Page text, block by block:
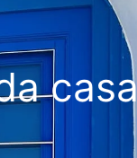
casa